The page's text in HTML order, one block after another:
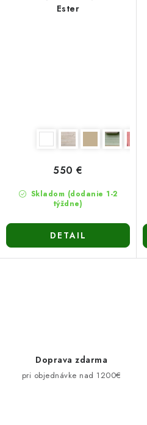
Ester
Skladom (dodanie 1-2
týždne)
550 €
DETAIL
Doprava zdarma
pri objednávke nad 1200€